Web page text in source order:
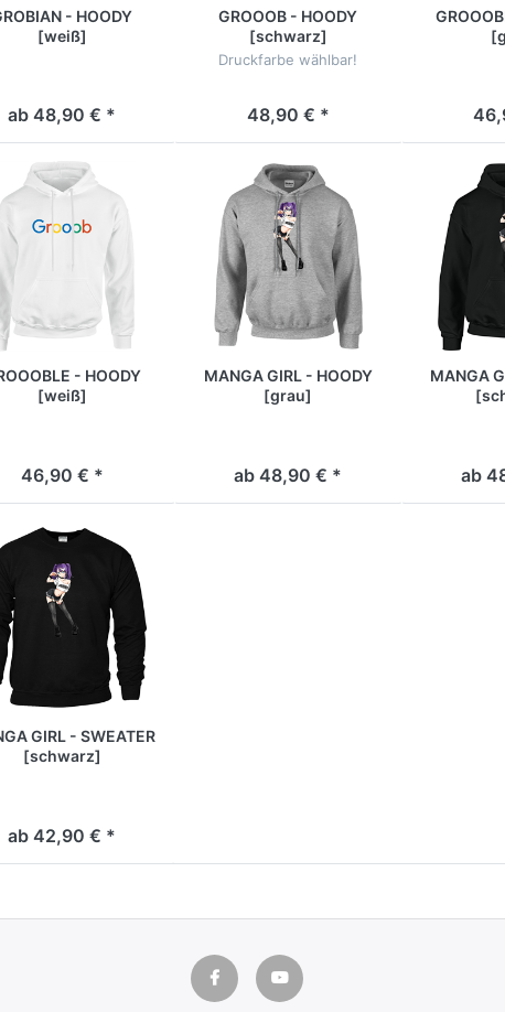
- HOODY
[weiß]
ab 48,90 € *
GROOOB - HOODY
[schwarz]
Druckfarbe wählbar!
48,90 € *
- HOODY
[weiß]
46,90 € *
MANGA GIRL - HOODY
[grau]
ab 48,90 € *
MANGA
ab
GIRL - SWEATER
[schwarz]
ab 42,90 € *